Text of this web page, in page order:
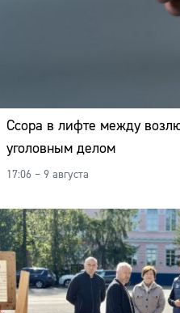
Ссора в лифте между
уголовным делом
17:06 – 9 августа